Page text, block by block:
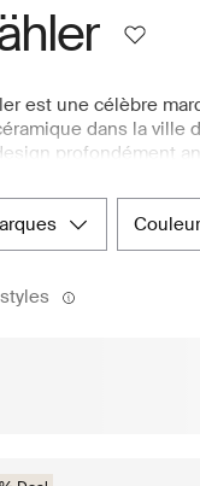
est une célèbre
dans la ville
profondément
pièce, tandis que
HAK, apposé
les vases haut
marques couleur